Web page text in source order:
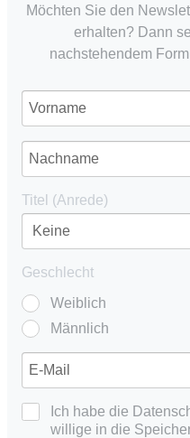
Möchten Sie den
erhalten? Dann
nachstehendem
Titel (Anrede)
Geschlecht
Weiblich
Männlich
Ich habe die
willige in die